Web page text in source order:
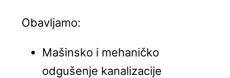
Obavljamo:
Mašinsko i mehaničko
odgušenje kanalizacije